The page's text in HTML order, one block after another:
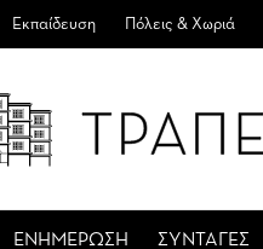
Εκπαίδευση Πόλεις & Χωριά
ΕΝΗΜΕΡΩΣΗ ΣΥΝΤΑΓΕΣ